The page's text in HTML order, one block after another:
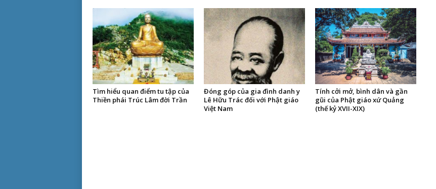
Tìm hiểu quan điểm tu tập của
Thiền phái Trúc Lâm đời Trần
Đóng góp của gia đình danh y
Lê Hữu Trác đối với Phật giáo
Việt Nam
Tính cởi mở, bình dân và gần
gũi của Phật giáo xứ Quảng
(thế kỷ XVII-XIX)